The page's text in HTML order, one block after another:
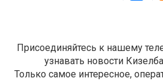
Присоединяйтесь к нашему
узнавать новости
Только самое интересное,